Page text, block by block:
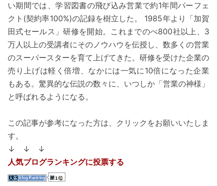
い期間では、学習図書の飛び込み営業で約1年間パーフェ
クト(契約率100%)の記録を樹立した。 1985年より「加賀
田式セールス」研修を開始。これまでのべ800社以上、3
万人以上の受講者にそのノウハウを伝授し、数多くの営業
のスーパースターを育て上げてきた。研修を受けた企業の
売り上げは軽く倍増、なかには一気に10倍になった企業
もある。驚異的な伝説の数々に、いつしか「営業の神様」
と呼ばれるようになる。
この記事が参考になった方は、クリックをお願いいたしま
す。
↓ ↓ ↓
人気ブログランキングに投票する